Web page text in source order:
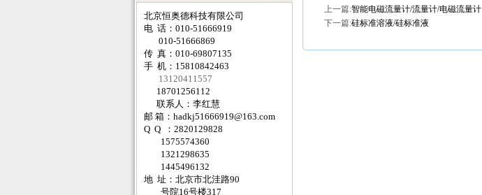
北京恒奥德科技有限公司
电 话：010-51666919
010-51666869
传 真：010-69807135
手 机：15810842463
13120411557
18701256112
联系人：李红慧
邮 箱： hadkj51666919@163.com
Q Q ：2820129828
1575574360
1321298635
1445496132
地 址：北京市北洼路90
号院16号楼317
上一篇:智能电磁流量计/流量计/电磁流量计
下一篇:硅标准溶液/硅标准液